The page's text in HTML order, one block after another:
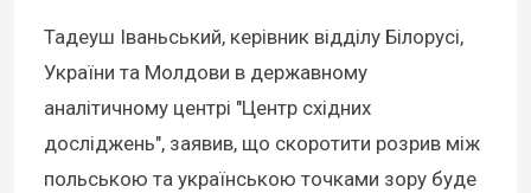
Тадеуш Іваньський, керівник відділу Білорусі,
України та Молдови в державному
аналітичному центрі "Центр східних
досліджень", заявив, що скоротити розрив між
польською та українською точками зору буде